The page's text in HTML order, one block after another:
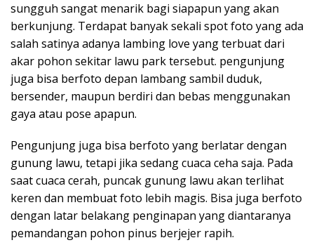
sungguh sangat menarik bagi siapapun yang akan
berkunjung. Terdapat banyak sekali spot foto yang ada
salah satinya adanya lambing love yang terbuat dari
akar pohon sekitar lawu park tersebut. pengunjung
juga bisa berfoto depan lambang sambil duduk,
bersender, maupun berdiri dan bebas menggunakan
gaya atau pose apapun.
Pengunjung juga bisa berfoto yang berlatar dengan
gunung lawu, tetapi jika sedang cuaca ceha saja. Pada
saat cuaca cerah, puncak gunung lawu akan terlihat
keren dan membuat foto lebih magis. Bisa juga berfoto
dengan latar belakang penginapan yang diantaranya
pemandangan pohon pinus berjejer rapih.